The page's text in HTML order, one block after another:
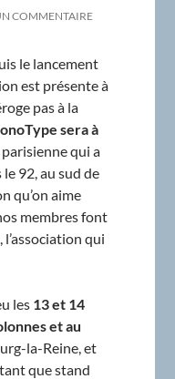
COMMENTAIRE
le lancement
est présente à
pas à la
sera à
qui a
92, au sud de
qu’on aime
membres font
qui
les 13 et 14
et au
la-Reine, et
que stand